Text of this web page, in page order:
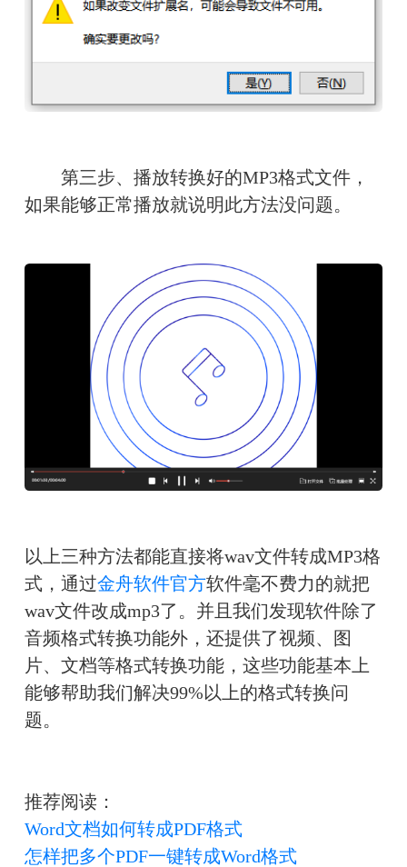
第三步、播放转换好的MP3格式文件，
如果能够正常播放就说明此方法没问题。
以上三种方法都能直接将wav文件转成MP3格
式，通过金舟软件官方软件毫不费力的就把
wav文件改成mp3了。并且我们发现软件除了
音频格式转换功能外，还提供了视频、图
片、文档等格式转换功能，这些功能基本上
能够帮助我们解决99%以上的格式转换问
题。
推荐阅读：
Word文档如何转成PDF格式
怎样把多个PDF一键转成Word格式